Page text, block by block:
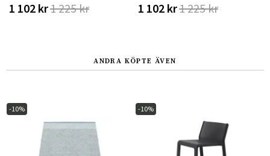
1 102 kr1 225 kr 1 102 kr1 225 kr
ANDRA KÖPTE ÄVEN
-10% -10%